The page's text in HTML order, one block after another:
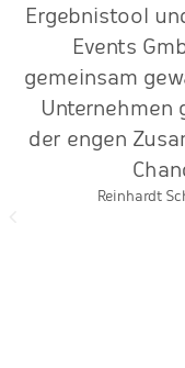
Ergebnistool
Events
gemeinsam
Unternehmen
der engen
Reinhardt